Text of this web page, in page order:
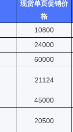
现货单页促销价
格
10800
24000
60000
21124
45000
20500